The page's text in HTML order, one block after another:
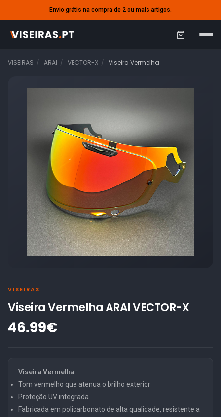
Envio grátis na compra de 2 ou mais artigos.
C
r
VISEIRAS ARAI VECTOR-X Viseira Vermelha
VISEIRAS
Viseira Vermelha ARAI VECTOR-X
46.99€
Viseira Vermelha
Tom vermelho que atenua o brilho exterior
Proteção UV integrada
Fabricada em policarbonato de alta qualidade, resistente a